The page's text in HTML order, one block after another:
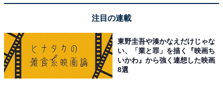
※回答者コメントは原文ママです
【おすすめ記事】
・
専業主婦・夫の年収1100万円「住宅ローン25万円。不自
注目の連載
東野圭吾や湊かなえだけじゃな
い、「業と罪」を描く『映画ち
いかわ』から強く連想した映画
8選